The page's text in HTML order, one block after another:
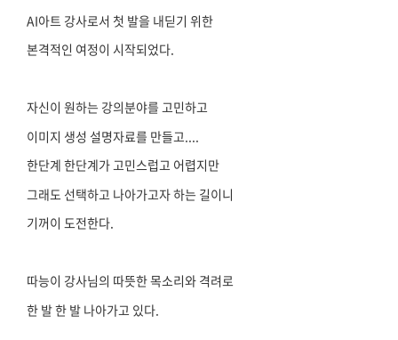
AI아트 강사로서 첫 발을 내딛기 위한
본격적인 여정이 시작되었다.
자신이 원하는 강의분야를 고민하고
이미지 생성 설명자료를 만들고....
한단계 한단계가 고민스럽고 어렵지만
그래도 선택하고 나아가고자 하는 길이니
기꺼이 도전한다.
따능이 강사님의 따뜻한 목소리와 격려로
한 발 한 발 나아가고 있다.